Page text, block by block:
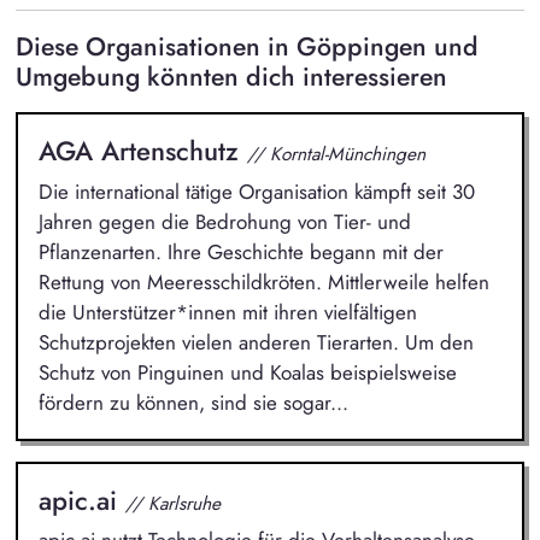
Diese Organisationen in Göppingen und
Umgebung könnten dich interessieren
AGA Artenschutz // Korntal-Münchingen
Die international tätige Organisation kämpft seit 30
Jahren gegen die Bedrohung von Tier- und
Pflanzenarten. Ihre Geschichte begann mit der
Rettung von Meeresschildkröten. Mittlerweile helfen
die Unterstützer*innen mit ihren vielfältigen
Schutzprojekten vielen anderen Tierarten. Um den
Schutz von Pinguinen und Koalas beispielsweise
fördern zu können, sind sie sogar...
apic.ai // Karlsruhe